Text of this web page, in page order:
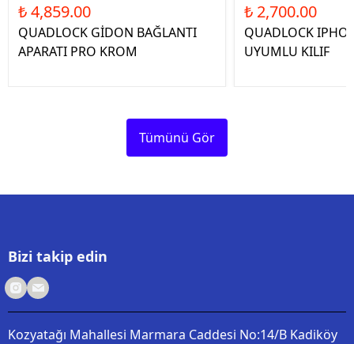
₺ 4,859.00
QUADLOCK GİDON BAĞLANTI
APARATI PRO KROM
₺ 2,700.00
QUADLOCK
UYUMLU KILIF
Tümünü Gör
Bizi takip edin
Kozyatağı Mahallesi Marmara Caddesi No:14/B Kadiköy